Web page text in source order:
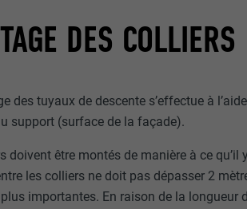
DES COLLIERS
des tuyaux de descente s’effectue à
support (surface de la façade).
doivent être montés de manière à ce
les colliers ne doit pas dépasser 2
importantes. En raison de la longueur